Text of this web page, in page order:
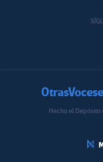
Hecho el